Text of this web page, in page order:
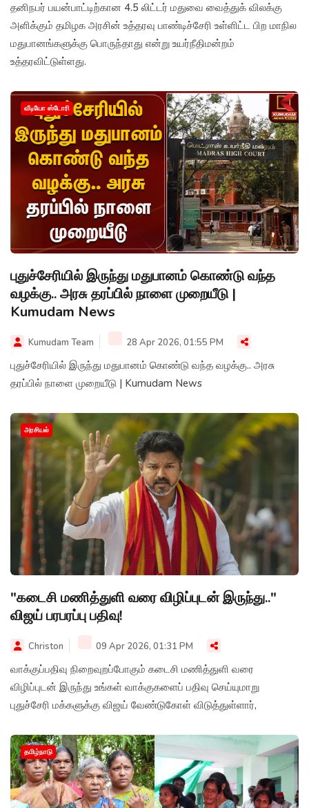
தனிநபர் பயன்பாட்டிற்கான 4.5 லிட்டர் மதுவை வைத்துக் விலக்கு
அளிக்கும் தமிழக அரசின் உத்தரவு பாண்டிச்சேரி உள்ளிட்ட பிற மாநில
மதுபானங்களுக்கு பொருந்தாது என்று உயர்நீதிமன்றம்
உத்தரவிட்டுள்ளது.
வீடியோ ஸ்டோரி
புதுச்சேரியில் இருந்து மதுபானம் கொண்டு வந்த
வழக்கு.. அரசு தரப்பில் நாளை முறையீடு |
Kumudam News
Kumudam Team 28 Apr 2026, 01:55 PM
புதுச்சேரியில் இருந்து மதுபானம் கொண்டு வந்த வழக்கு.. அரசு
தரப்பில் நாளை முறையீடு | Kumudam News
அரசியல்
"கடைசி மணித்துளி வரை விழிப்புடன் இருந்து.."
விஜய் பரபரப்பு பதிவு!
Christon 09 Apr 2026, 01:31 PM
வாக்குப்பதிவு நிறைவுறப்போகும் கடைசி மணித்துளி வரை
விழிப்புடன் இருந்து உங்கள் வாக்குகளைப் பதிவு செய்யுமாறு
புதுச்சேரி மக்களுக்கு விஜய் வேண்டுகோள் விடுத்துள்ளார்,
தமிழ்நாடு